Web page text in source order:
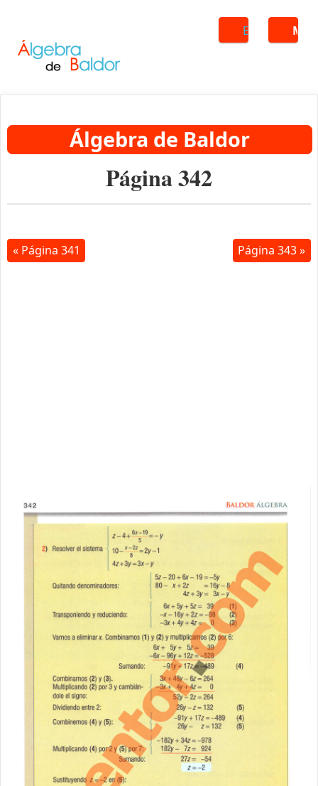
Buscar
Álgebra de Baldor
Página 342
« Página 341 Página 343 »